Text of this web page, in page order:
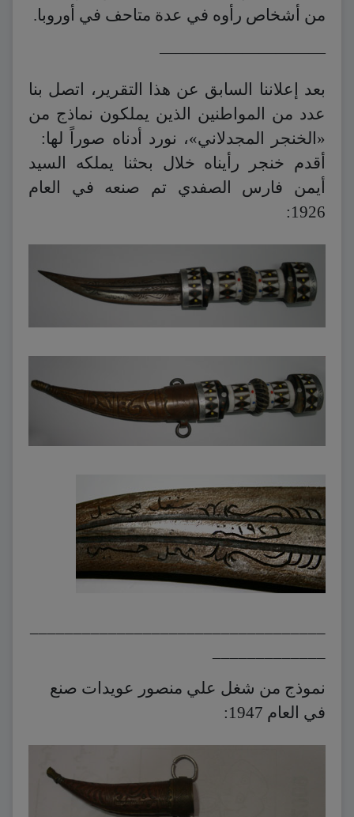
من أشخاص رأوه في عدة متاحف في أوروبا.
——————————
بعد إعلاننا السابق عن هذا التقرير، اتصل بنا
عدد من المواطنين الذين يملكون نماذج من
«الخنجر المجدلاني»، نورد أدناه صوراً لها:
أقدم خنجر رأيناه خلال بحثنا يملكه السيد
أيمن فارس الصفدي تم صنعه في العام
1926:
نموذج من شغل علي منصور عويدات صنع
في العام 1947: